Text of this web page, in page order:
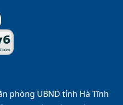
phòng UBND tỉnh Hà Tĩnh